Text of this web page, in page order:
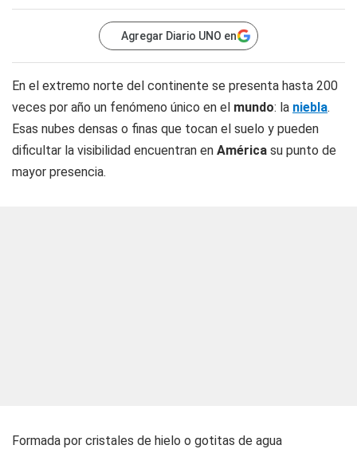
Agregar Diario UNO en
En el extremo norte del continente se presenta hasta 200
veces por año un fenómeno único en el mundo: la niebla.
Esas nubes densas o finas que tocan el suelo y pueden
dificultar la visibilidad encuentran en América su punto de
mayor presencia.
Formada por cristales de hielo o gotitas de agua